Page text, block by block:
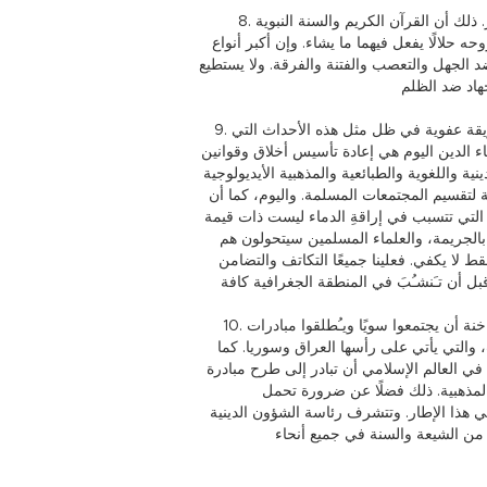
8. لا يمكن الموافقة على أن يعلن أحد الأطراف الجهادَ على طرف آخر. ذلك أن القرآن الكريم والسنة النبوية
حلالًا يفعل فيهما ما يشاء. وإن أكبر أنواع
الجهل والتعصب والفتنة والفرقة. ولا يستطيع
9. من المـُقـْلقِ للغاية أن تصدر فتاوى من علماء ومؤسسات دينية بطريقة عفوية في ظل مثل هذه الأحداث التي
الدين اليوم هي إعادة تأسيس أخلاق وقوانين
واللغوية والطبائعية والمذهبية الأيديولوجية
لتقسيم المجتمعات المسلمة. واليوم، كما أن
التي تتسبب في إراقةِ الدماء ليست ذات قيمة
والعلماء المسلمين سيتحولون هم
لا يكفي. فعلينا جميعًا التكاتف والتضامن
10. ينبغي لممثلي المؤسسات والهيئات الدينية في مناطق النزاعات الساخنة أن يجتمعوا سويًا ويـُطلقوا مبادرات
والتي يأتي على رأسها العراق وسوريا. كما
العالم الإسلامي أن تبادر إلى طرح مبادرة
ذلك فضلًا عن ضرورة تحمل
هذا الإطار. وتتشرف رئاسة الشؤون الدينية
الشيعة والسنة في جميع أنحاء